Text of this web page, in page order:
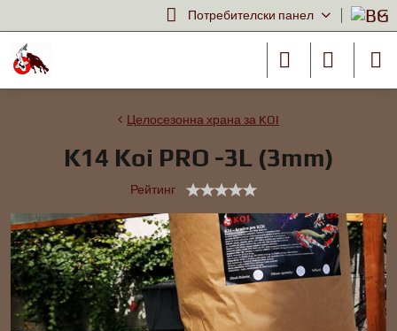
Потребителски панел
Целосезонна храна за KOI
K14 Koi PRO -3L (3mm)
Рейтинг